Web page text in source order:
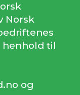
Norsk
henhold til
og